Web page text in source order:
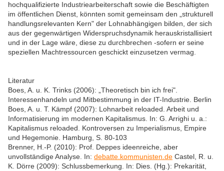
hochqualifizierte Industriearbeiterschaft sowie die Beschäftigten
im öffentlichen Dienst, könnten somit gemeinsam den „strukturell
handlungsrelevanten Kern" der Lohnabhängigen bilden, der sich
aus der gegenwärtigen Widerspruchsdynamik herauskristallisiert
und in der Lage wäre, diese zu durchbrechen -sofern er seine
speziellen Machtressourcen geschickt einzusetzen vermag.
Literatur
Boes, A. u. K. Trinks (2006): „Theoretisch bin ich frei".
Interessenhandeln und Mitbestimmung in der IT-Industrie. Berlin
Boes, A. u. T. Kämpf (2007): Lohnarbeit reloaded. Arbeit und
Informatisierung im modernen Kapitalismus. In: G. Arrighi u. a.:
Kapitalismus reloaded. Kontroversen zu Imperialismus, Empire
und Hegemonie. Hamburg, S. 80-103
Brenner, H.-P. (2010): Prof. Deppes ideenreiche, aber
unvollständige Analyse. In: debatte.kommunisten.de Castel, R. u.
K. Dörre (2009): Schlussbemerkung. In: Dies. (Hg.): Prekarität,